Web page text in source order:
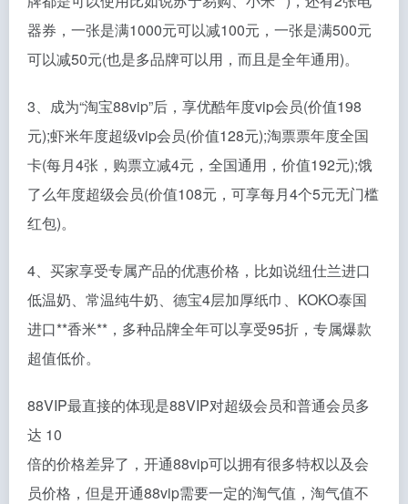
器券，一张是满1000元可以减100元，一张是满500元
可以减50元(也是多品牌可以用，而且是全年通用)。
3、成为“淘宝88vip”后，享优酷年度vip会员(价值198
元);虾米年度超级vip会员(价值128元);淘票票年度全国
卡(每月4张，购票立减4元，全国通用，价值192元);饿
了么年度超级会员(价值108元，可享每月4个5元无门槛
红包)。
4、买家享受专属产品的优惠价格，比如说纽仕兰进口
低温奶、常温纯牛奶、德宝4层加厚纸巾、KOKO泰国
进口**香米**，多种品牌全年可以享受95折，专属爆款
超值低价。
88VIP最直接的体现是88VIP对超级会员和普通会员多
达 10
倍的价格差异了，开通88vip可以拥有很多特权以及会
员价格，但是开通88vip需要一定的淘气值，淘气值不